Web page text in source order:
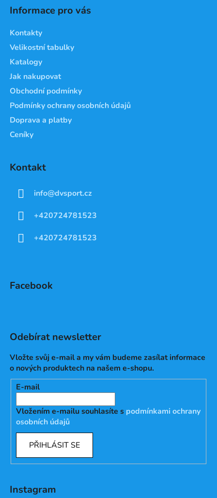
Informace pro vás
Kontakty
Velikostní tabulky
Katalogy
Jak nakupovat
Obchodní podmínky
Podmínky ochrany osobních údajů
Doprava a platby
Ceníky
Kontakt
info@dvsport.cz
+420724781523
+420724781523
Facebook
Odebírat newsletter
Vložte svůj e-mail a my vám budeme zasílat informace
o nových produktech na našem e-shopu.
E-mail
Vložením e-mailu souhlasíte s podmínkami ochrany
osobních údajů
PŘIHLÁSIT SE
Instagram